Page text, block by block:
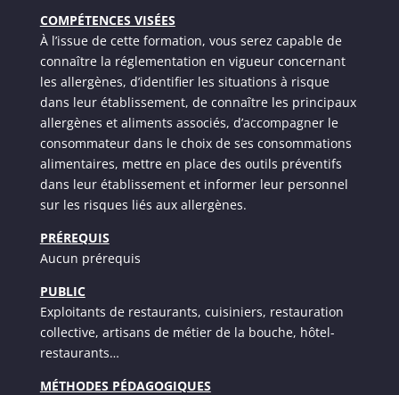
COMPÉTENCES VISÉES
À l’issue de cette formation, vous serez capable de
connaître la réglementation en vigueur concernant
les allergènes, d’identifier les situations à risque
dans leur établissement, de connaître les principaux
allergènes et aliments associés, d’accompagner le
consommateur dans le choix de ses consommations
alimentaires, mettre en place des outils préventifs
dans leur établissement et informer leur personnel
sur les risques liés aux allergènes.
PRÉREQUIS
Aucun prérequis
PUBLIC
Exploitants de restaurants, cuisiniers, restauration
collective, artisans de métier de la bouche, hôtel-
restaurants…
MÉTHODES PÉDAGOGIQUES